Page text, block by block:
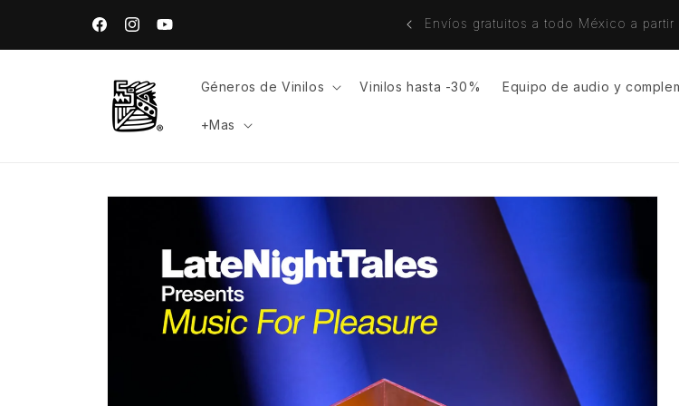
directamente
FacebookInstagramYouTube
3 MSI con cualquier tarjeta de
Mercado Pago y
Géneros de Vinilos Vinilos hasta -30% Equipo de audio y
+Mas
directamente
del producto